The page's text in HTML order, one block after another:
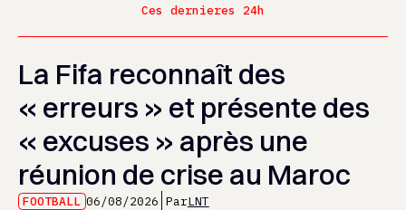
Ces dernieres 24h
La Fifa reconnaît des
« erreurs » et présente des
« excuses » après une
réunion de crise au Maroc
FOOTBALL 06/08/2026 ParLNT